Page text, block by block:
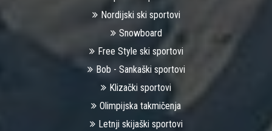
Nоrdijski ski sportovi
Snowboard
Free Style ski sportovi
Bob - Sankaški sportovi
Klizački sportovi
Olimpijska takmičenja
Letnji skijaški sportovi